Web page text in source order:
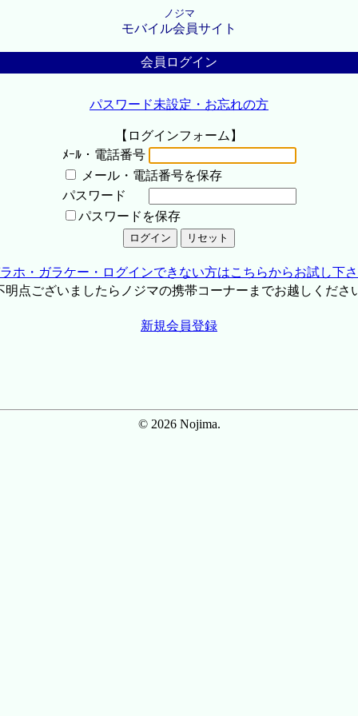
ノジマ
モバイル会員サイト
会員ログイン
パスワード未設定・お忘れの方
【ログインフォーム】
ﾒｰﾙ・電話番号
メール・電話番号を保存
パスワード
パスワードを保存
ホ・ガラケー・ログインできない方はこちらからお試し下
点ございましたらノジマの携帯コーナーまでお越しくださ
新規会員登録
© 2026 Nojima.